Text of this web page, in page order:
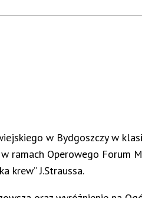
w Bydgoszczy w
ramach Operowego Forum
krew” J.Straussa.